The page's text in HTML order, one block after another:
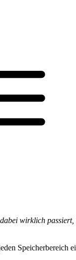
wirklich
Speicherbereich